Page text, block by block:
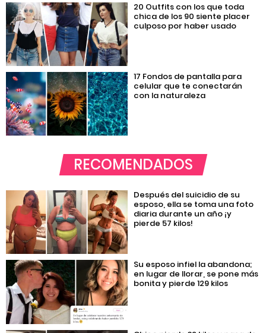
20 Outfits con los que toda
chica de los 90 siente placer
culposo por haber usado
17 Fondos de pantalla para
celular que te conectarán
con la naturaleza
RECOMENDADOS
Después del suicidio de su
esposo, ella se toma una foto
diaria durante un año ¡y
pierde 57 kilos!
Su esposo infiel la abandona;
en lugar de llorar, se pone más
bonita y pierde 129 kilos